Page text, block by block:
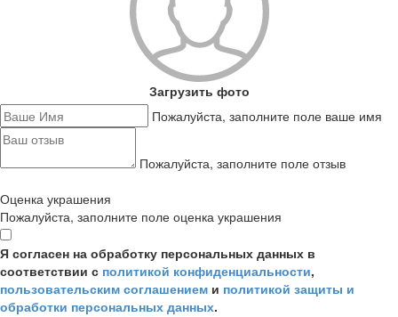
Загрузить фото
Пожалуйста, заполните поле ваше имя
Пожалуйста, заполните поле отзыв
Оценка украшения
Пожалуйста, заполните поле оценка украшения
Я согласен на обработку персональных данных в
соответствии с политикой конфиденциальности,
пользовательским соглашением и политикой защиты и
обработки персональных данных.